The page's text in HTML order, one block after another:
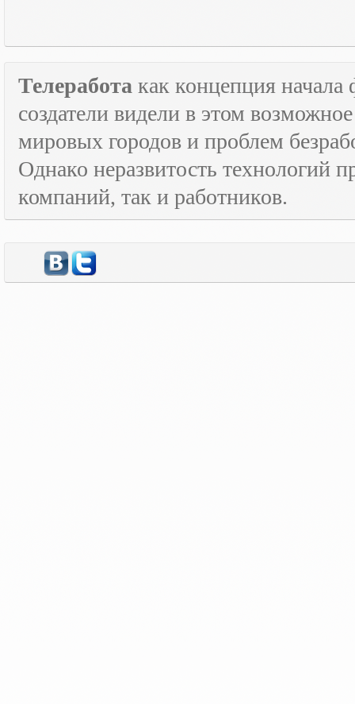
Телеработа как концепция начала
создатели видели в этом
мировых городов и проблем
Однако неразвитость технологий
компаний, так и работников.